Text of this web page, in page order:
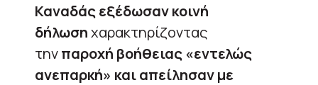
Καναδάς εξέδωσαν κοινή
δήλωσηχαρακτηρίζοντας
τηνπαροχή βοήθειας «εντελώς
ανεπαρκή» και απείλησαν με